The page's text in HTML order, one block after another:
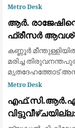
നത്തിയ
Metro Desk
ആര്‍.
ഫ്രീസര്‍
പയ്യന്നൂര്‍
ആരോപണം
കണ്ണൂര്‍
മരിച്ച
മൃതദേഹത്തോട്
പയ്യന്നൂര്‍
Metro Desk
എഫ്.സി.ആർ.എ